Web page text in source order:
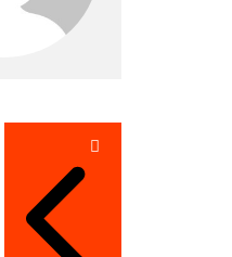
تصفّح
المقالات